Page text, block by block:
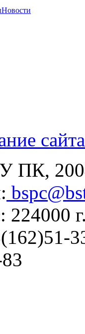
Новости
сайта
ПК,
224000